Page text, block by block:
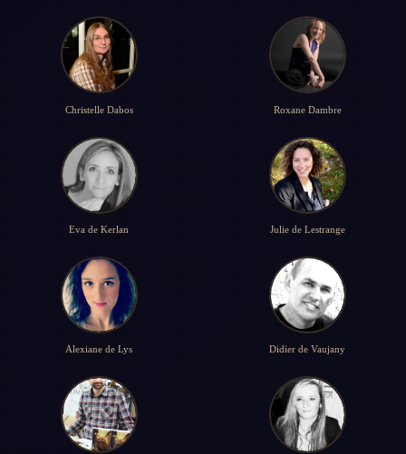
Christelle Dabos Roxane Dambre
Eva de Kerlan Julie de Lestrange
Alexiane de Lys Didier de Vaujany